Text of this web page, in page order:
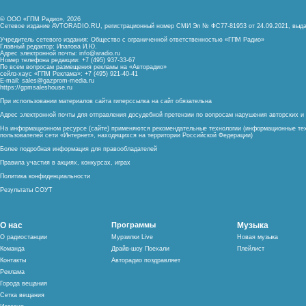
© ООО «ГПМ Радио», 2026
Сетевое издание AVTORADIO.RU, регистрационный номер СМИ Эл № ФС77-81953 от 24.09.2021,
Учредитель сетевого издания: Общество с ограниченной ответственностью «ГПМ Радио»
Главный редактор: Ипатова И.Ю.
Адрес электронной почты: info@aradio.ru
Номер телефона редакции: +7 (495) 937-33-67
По всем вопросам размещения рекламы на «Авторадио»
сейлз-хаус «ГПМ Реклама»: +7 (495) 921-40-41
E-mail: sales@gazprom-media.ru
https://gpmsaleshouse.ru
При использовании материалов сайта гиперссылка на сайт обязательна
Адрес электронной почты для отправления досудебной претензии по вопросам нарушения авторских
На информационном ресурсе (сайте) применяются рекомендательные технологии (информационные
пользователей сети «Интернет», находящихся на территории Российской Федерации)
Более подробная информация для правообладателей
Правила участия в акциях, конкурсах, играх
Политика конфиденциальности
Результаты СОУТ
О нас
О радиостанции
Команда
Контакты
Реклама
Города вещания
Сетка вещания
Программы
Мурзилки Live
Драйв-шоу Поехали
Авторадио поздравляет
Музыка
Новая музыка
Плейлист